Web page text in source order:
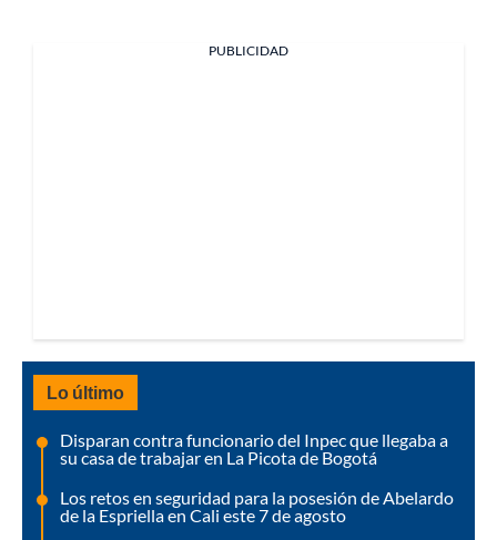
PUBLICIDAD
Lo último
Disparan contra funcionario del Inpec que llegaba a
su casa de trabajar en La Picota de Bogotá
Los retos en seguridad para la posesión de Abelardo
de la Espriella en Cali este 7 de agosto